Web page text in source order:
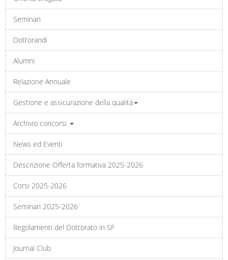
Seminari
Dottorandi
Alumni
Relazione Annuale
Gestione e assicurazione della qualità
Archivio concorsi
News ed Eventi
Descrizione Offerta formativa 2025-2026
Corsi 2025-2026
Seminari 2025-2026
Regolamenti del Dottorato in SF
Journal Club